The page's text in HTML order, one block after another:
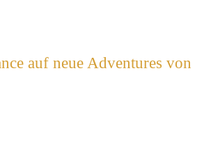
auf neue Adventures von